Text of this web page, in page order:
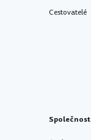
Cestovatelé
Společnost